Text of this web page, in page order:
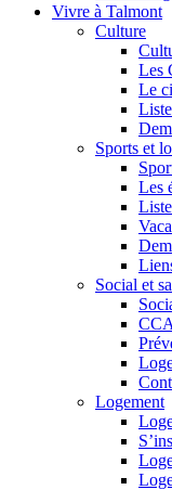
Vivre à Talmont
Culture
Les
Le
Sports et
Les
Social et
Logement